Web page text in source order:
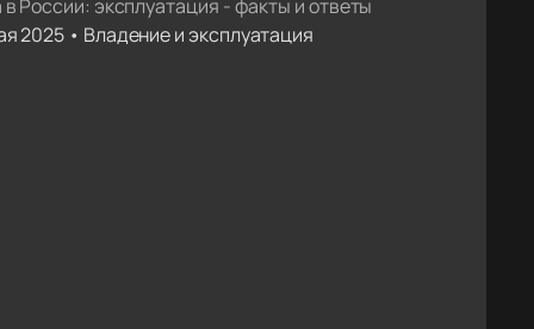
в России: эксплуатация - факты и ответы
2025 • Владение и эксплуатация